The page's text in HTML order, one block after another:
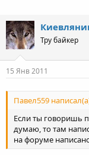
Тру байкер
15 Янв 2011
Павел559
Если ты говоришь
думаю, то там
на форуме